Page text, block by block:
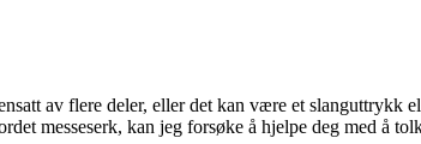
av flere deler, eller det kan være et slanguttrykk
messeserk, kan jeg forsøke å hjelpe deg med å